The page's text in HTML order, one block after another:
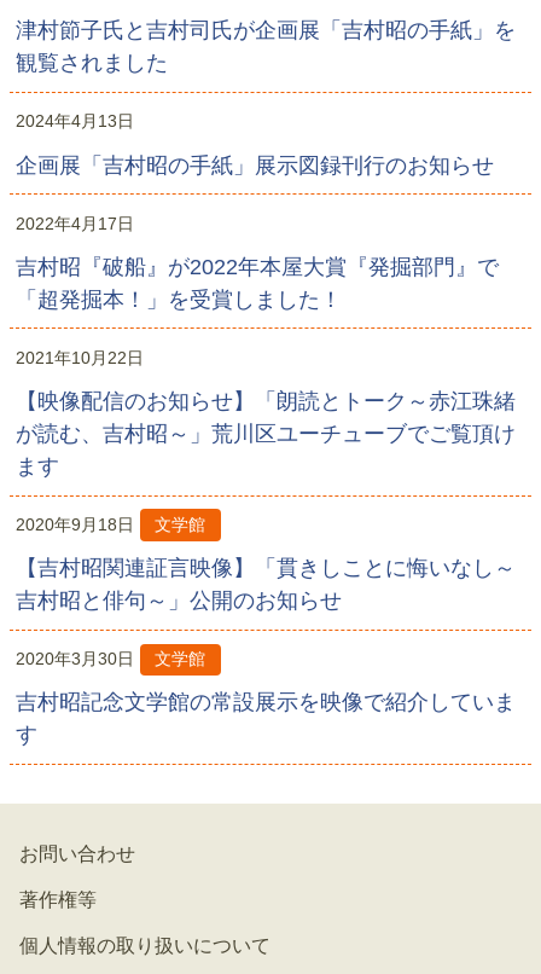
津村節子氏と吉村司氏が企画展「吉村昭の手紙」を
観覧されました
2024年4月13日
企画展「吉村昭の手紙」展示図録刊行のお知らせ
2022年4月17日
吉村昭『破船』が2022年本屋大賞『発掘部門』で
「超発掘本！」を受賞しました！
2021年10月22日
【映像配信のお知らせ】「朗読とトーク～赤江珠緒
が読む、吉村昭～」荒川区ユーチューブでご覧頂け
ます
2020年9月18日 文学館
【吉村昭関連証言映像】「貫きしことに悔いなし～
吉村昭と俳句～」公開のお知らせ
2020年3月30日 文学館
吉村昭記念文学館の常設展示を映像で紹介していま
す
お問い合わせ
著作権等
個人情報の取り扱いについて